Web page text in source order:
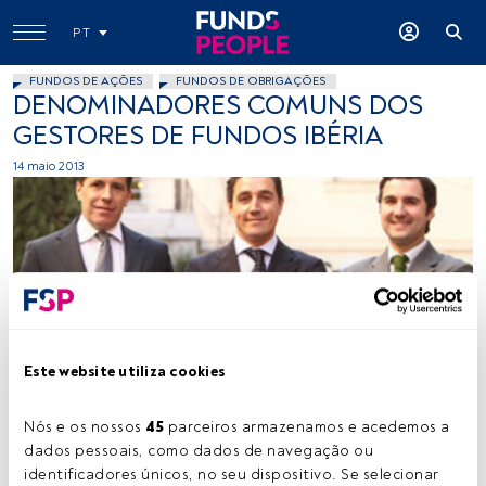
Este website utiliza cookies
Nós e os nossos 45 parceiros armazenamos e acedemos a
dados pessoais, como dados de navegação ou
identificadores únicos, no seu dispositivo. Se selecionar
PT
FUNDOS DE AÇÕES FUNDOS DE OBRIGAÇÕES
DENOMINADORES COMUNS DOS
GESTORES DE FUNDOS IBÉRIA
14 maio 2013
Tempo de leitura:2 min.